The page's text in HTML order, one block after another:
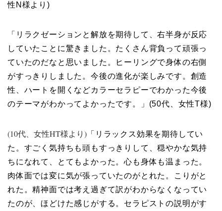
性N様より)
「リラクゼーションと解放を期待して、右半身が反応
していたことに驚きました。たくさん背負って頑張っ
ていたのだなと思いました。ヒーリングで身体の右側
がすっきりしました。今後の進化が楽しみです。創造
性、ハートを開くなどカラーセラピーでわかった今後
のテーマがわかってよかったです。」(50代、女性T様)
(10代、女性HT様より) 「リラックス効果を期待してい
た。すごく気持ちも頭もすっきりして、穏やかな気持
ちになれて、とてもよかった。心も身体も温まった。
肉体面では変に気が張っていたのがとれた。こりがと
れた。精神面では考え過ぎて訳がわからなくなってい
たのが、ほどけた感じがする。セラピストの説明がす